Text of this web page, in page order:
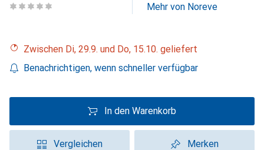
Mehr von Noreve
Zwischen Di, 29.9. und Do, 15.10. geliefert
Benachrichtigen, wenn schneller verfügbar
In den Warenkorb
Vergleichen Merken